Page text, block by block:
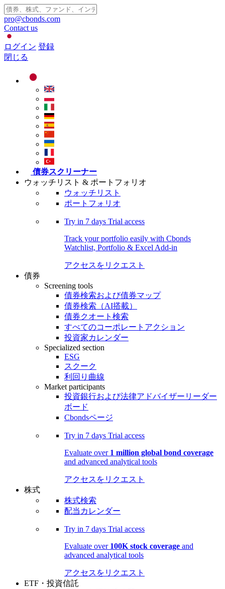
pro@cbonds.com
Contact us
ログイン 登録
閉じる
債券スクリーナー
ウォッチリスト & ポートフォリオ
ウォッチリスト
ポートフォリオ
Try in 7 days Trial access
Track your portfolio easily with Cbonds
Watchlist, Portfolio & Excel Add-in
アクセスをリクエスト
債券
Screening tools
債券検索および債券マップ
債券検索（AI搭載）
債券クオート検索
すべてのコーポレートアクション
投資家カレンダー
Specialized section
ESG
スクーク
利回り曲線
Market participants
投資銀行および法律アドバイザーリーダー
ボード
Cbondsページ
Try in 7 days Trial access
Evaluate over 1 million global bond coverage
and advanced analytical tools
アクセスをリクエスト
株式
株式検索
配当カレンダー
Try in 7 days Trial access
Evaluate over 100K stock coverage and
advanced analytical tools
アクセスをリクエスト
ETF・投資信託